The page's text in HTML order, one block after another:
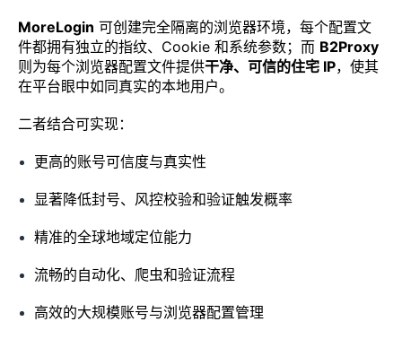
MoreLogin 可创建完全隔离的浏览器环境，每个配置文
件都拥有独立的指纹、Cookie 和系统参数；而 B2Proxy
则为每个浏览器配置文件提供干净、可信的住宅 IP，使其
在平台眼中如同真实的本地用户。
二者结合可实现：
更高的账号可信度与真实性
显著降低封号、风控校验和验证触发概率
精准的全球地域定位能力
流畅的自动化、爬虫和验证流程
高效的大规模账号与浏览器配置管理